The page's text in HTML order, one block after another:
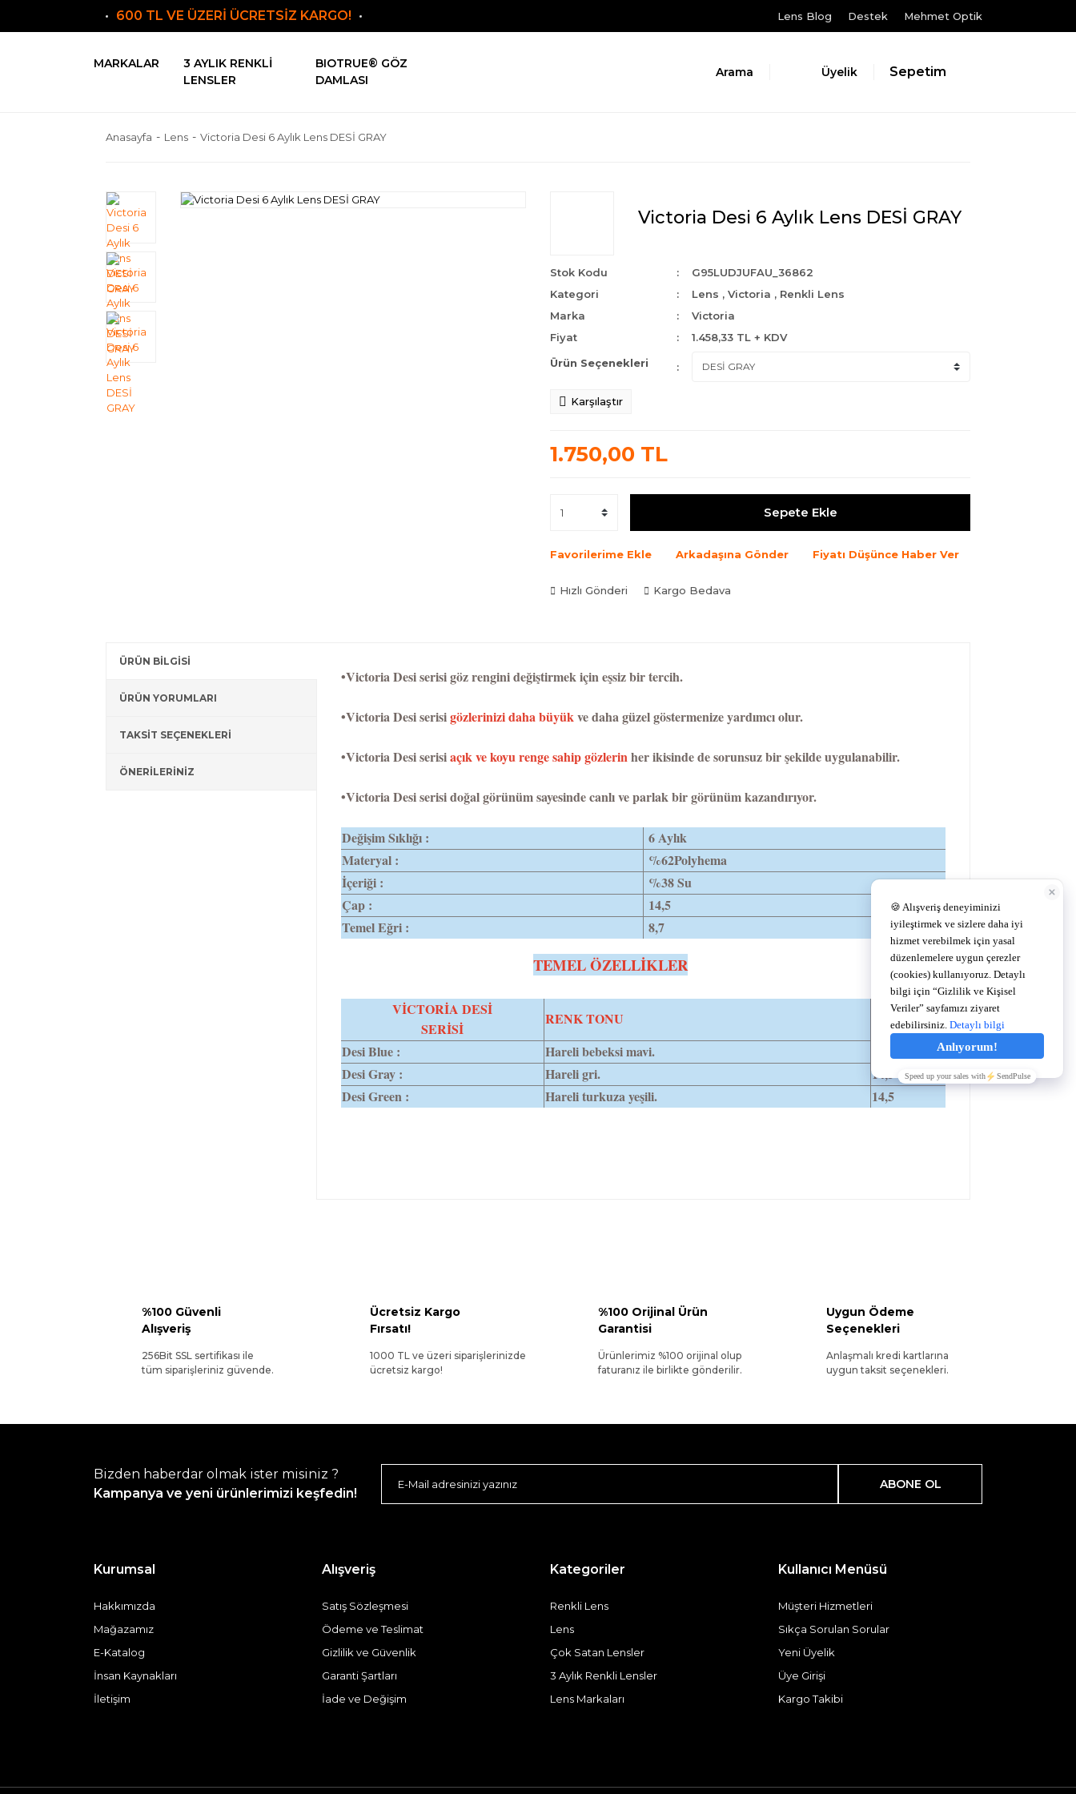
600 TL VE ÜZERİ ÜCRETSİZ KARGO! Lens Blog Destek Mehmet Optik
MARKALAR
3 AYLIK RENKLI
LENSLER
BIOTRUE® GÖZ
DAMLASI
Arama Üyelik Sepetim
Anasayfa Lens Victoria Desi 6 Aylık Lens DESİ GRAY
Victoria Desi 6 Aylık Lens DESİ GRAY
Stok Kodu
G95LUDJUFAU_36862
Kategori
Lens , Victoria , Renkli Lens
Marka
Victoria
Fiyat
1.458,33 TL + KDV
Ürün Seçenekleri
Karşılaştır
1.750,00 TL
Sepete Ekle
Favorilerime Ekle Arkadaşına Gönder Fiyatı Düşünce Haber Ver
Hızlı Gönderi Kargo Bedava
ÜRÜN BİLGİSİ
ÜRÜN YORUMLARI
TAKSİT SEÇENEKLERİ
ÖNERİLERİNİZ
•Victoria Desi serisi göz rengini değiştirmek için eşsiz bir tercih.
•Victoria Desi serisigözlerinizi daha büyükve daha güzel göstermenize yardımcı olur.
•Victoria Desi serisiaçık ve koyu renge sahip gözlerinher ikisinde de sorunsuz bir şekilde uygulanabilir.
•Victoria Desi serisi doğal görünüm sayesinde canlı ve parlak bir görünüm kazandırıyor.
Değişim Sıklığı :
6 Aylık
Materyal :
%62Polyhema
İçeriği :
%38 Su
Çap :
14,5
Temel Eğri :
8,7
TEMEL ÖZELLİKLER
VİCTORİA DESİ
SERİSİ
RENK TONU
Desi Blue :
Hareli bebeksi mavi.
Desi Gray :
Hareli gri.
14,5
Desi Green :
Hareli turkuza yeşili. 14,5
%100 Güvenli
Alışveriş
256Bit SSL sertifikası ile
tüm siparişleriniz güvende.
Ücretsiz Kargo
Fırsatı!
1000 TL ve üzeri siparişlerinizde
ücretsiz kargo!
%100 Orijinal Ürün
Garantisi
Ürünlerimiz %100 orijinal olup
faturanız ile birlikte gönderilir.
Uygun Ödeme
Seçenekleri
Anlaşmalı kredi kartlarına
uygun taksit seçenekleri.
Bizden haberdar olmak ister misiniz ?
Kampanya ve yeni ürünlerimizi keşfedin!
ABONE OL
Kurumsal
Hakkımızda
Mağazamız
E-Katalog
İnsan Kaynakları
İletişim
Alışveriş
Satış Sözleşmesi
Ödeme ve Teslimat
Gizlilik ve Güvenlik
Garanti Şartları
İade ve Değişim
Kategoriler
Renkli Lens
Lens
Çok Satan Lensler
3 Aylık Renkli Lensler
Lens Markaları
Kullanıcı Menüsü
Müşteri Hizmetleri
Sıkça Sorulan Sorular
Yeni Üyelik
Üye Girişi
Kargo Takibi